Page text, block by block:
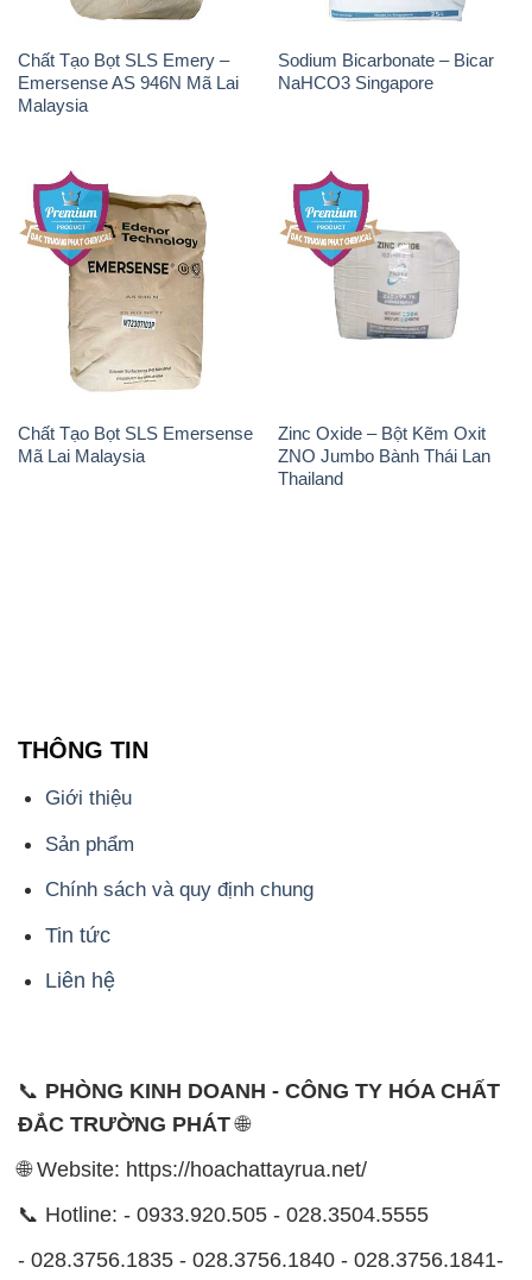
Chất Tạo Bọt SLS Emery –
Emersense AS 946N Mã Lai
Malaysia
Sodium Bicarbonate – Bicar
NaHCO3 Singapore
Chất Tạo Bọt SLS Emersense
Mã Lai Malaysia
Zinc Oxide – Bột Kẽm Oxit
ZNO Jumbo Bành Thái Lan
Thailand
THÔNG TIN
Giới thiệu
Sản phẩm
Chính sách và quy định chung
Tin tức
Liên hệ
📞 PHÒNG KINH DOANH - CÔNG TY HÓA CHẤT
ĐẮC TRƯỜNG PHÁT🌐
🌐 Website: https://hoachattayrua.net/
📞 Hotline: - 0933.920.505 - 028.3504.5555
- 028.3756.1835 - 028.3756.1840 - 028.3756.1841-